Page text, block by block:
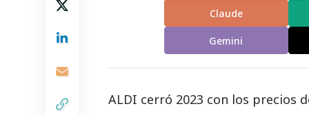
Claude
Gemini
ALDI cerró 2023 con los precios